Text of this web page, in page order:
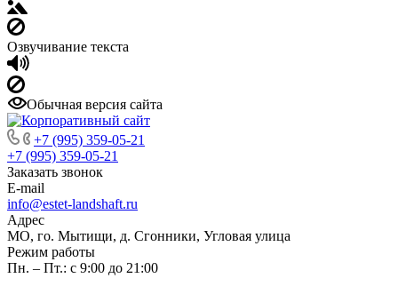
Озвучивание текста
Обычная версия сайта
+7 (995) 359-05-21
+7 (995) 359-05-21
Заказать звонок
E-mail
info@estet-landshaft.ru
Адрес
МО, го. Мытищи, д. Сгонники, Угловая улица
Режим работы
Пн. – Пт.: с 9:00 до 21:00